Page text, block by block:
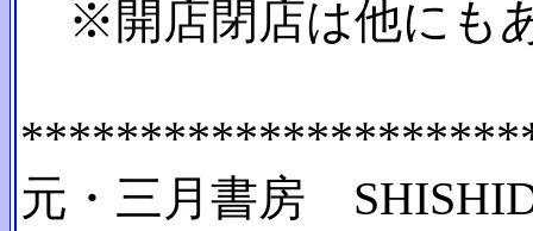
※開店閉店は他にも
元・三月書房